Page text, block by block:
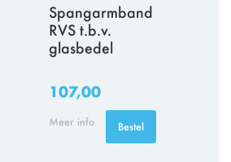
Spangarmband
RVS t.b.v.
glasbedel
107,00
Meer info Bestel